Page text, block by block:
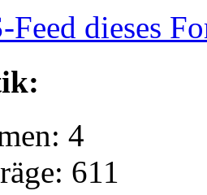
Feed dieses
4
611